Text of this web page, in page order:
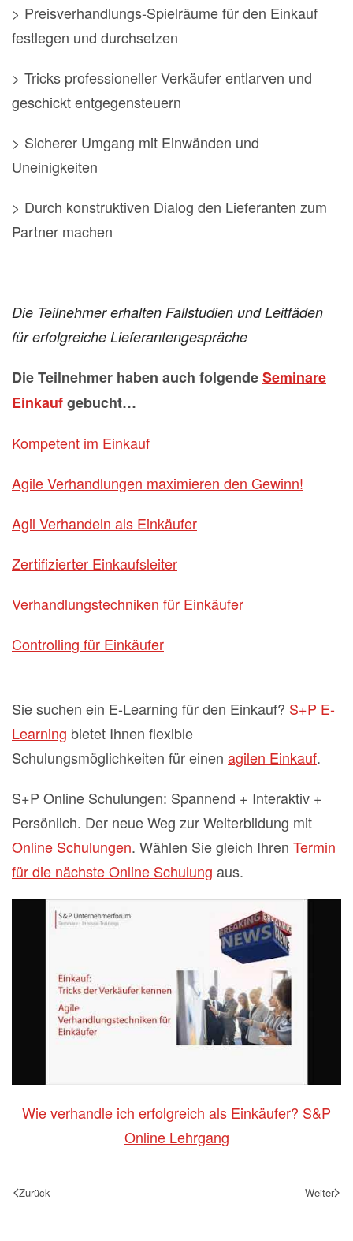
> Preisverhandlungs-Spielräume für den Einkauf
festlegen und durchsetzen
> Tricks professioneller Verkäufer entlarven und
geschickt entgegensteuern
> Sicherer Umgang mit Einwänden und
Uneinigkeiten
> Durch konstruktiven Dialog den Lieferanten zum
Partner machen
Die Teilnehmer erhalten Fallstudien und Leitfäden
für erfolgreiche Lieferantengespräche
Die Teilnehmer haben auch folgendeSeminare
Einkaufgebucht…
Kompetent im Einkauf
Agile Verhandlungen maximieren den Gewinn!
Agil Verhandeln als Einkäufer
Zertifizierter Einkaufsleiter
Verhandlungstechniken für Einkäufer
Controlling für Einkäufer
Sie suchen ein E-Learning für den Einkauf? S+P E-
Learning bietet Ihnen flexible
Schulungsmöglichkeiten für einen agilen Einkauf.
S+P Online Schulungen: Spannend + Interaktiv +
Persönlich. Der neue Weg zur Weiterbildung mit
Online Schulungen. Wählen Sie gleich Ihren Termin
für die nächste Online Schulung aus.
Wie verhandle ich erfolgreich als Einkäufer? S&P
Online Lehrgang
Zurück Weiter